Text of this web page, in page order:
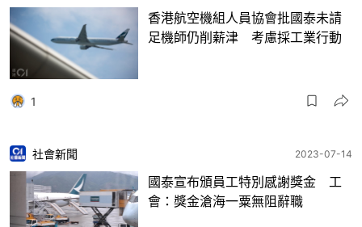
香港航空機組人員協會批國泰未請
足機師仍削薪津 考慮採工業行動
1
社會新聞 2023-07-14
國泰宣布頒員工特別感謝獎金 工
會：獎金滄海一粟無阻辭職